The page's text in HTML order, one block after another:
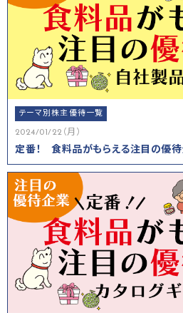
テーマ別株主優待一覧
2024/01/22（月）
定番！ 食料品がもらえる注目の優